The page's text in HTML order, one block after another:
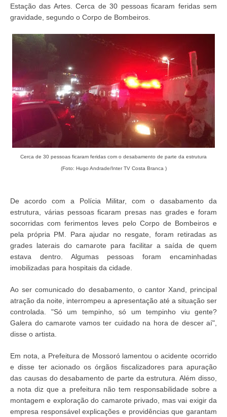
Estação das Artes. Cerca de 30 pessoas ficaram feridas sem
gravidade, segundo o Corpo de Bombeiros.
Cerca de 30 pessoas ficaram feridas com o desabamento de parte da estrutura
(Foto: Hugo Andrade/Inter TV Costa Branca )
De acordo com a Polícia Militar, com o dasabamento da
estrutura, várias pessoas ficaram presas nas grades e foram
socorridas com ferimentos leves pelo Corpo de Bombeiros e
pela própria PM. Para ajudar no resgate, foram retiradas as
grades laterais do camarote para facilitar a saída de quem
estava dentro. Algumas pessoas foram encaminhadas
imobilizadas para hospitais da cidade.
Ao ser comunicado do desabamento, o cantor Xand, principal
atração da noite, interrompeu a apresentação até a situação ser
controlada. "Só um tempinho, só um tempinho viu gente?
Galera do camarote vamos ter cuidado na hora de descer aí",
disse o artista.
Em nota, a Prefeitura de Mossoró lamentou o acidente ocorrido
e disse ter acionado os órgãos fiscalizadores para apuração
das causas do desabamento de parte da estrutura. Além disso,
a nota diz que a prefeitura não tem responsabilidade sobre a
montagem e exploração do camarote privado, mas vai exigir da
empresa responsável explicações e providências que garantam